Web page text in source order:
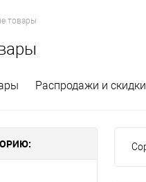
товары
Распродажи и скидки